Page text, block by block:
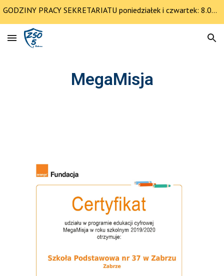
GODZINY PRACY SEKRETARIATU poniedziałek i czwartek: 8.00-12.30 pozostałe dni 8.00-14.00
MegaMisja